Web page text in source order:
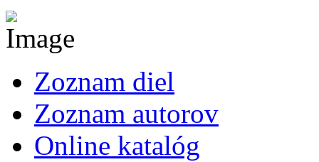
Zoznam diel
Zoznam autorov
Online katalóg